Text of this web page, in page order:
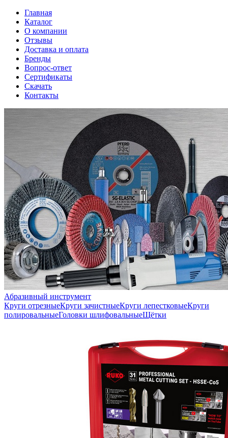
Главная
Каталог
О компании
Отзывы
Доставка и оплата
Бренды
Вопрос-ответ
Сертификаты
Скачать
Контакты
Абразивный инструмент
Круги отрезныеКруги зачистныеКруги лепестковыеКруги
полировальныеГоловки шлифовальныеЩётки